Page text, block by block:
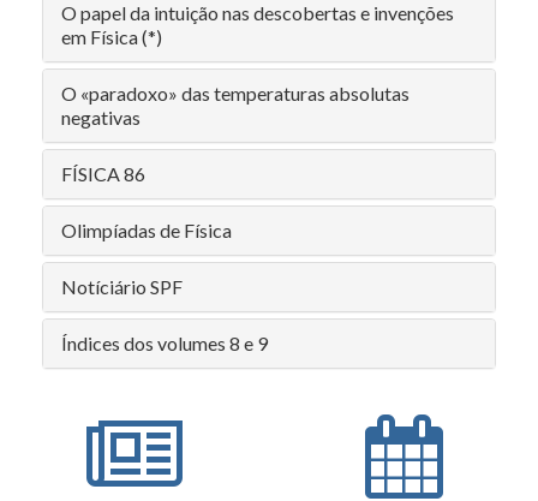
O papel da intuição nas descobertas e invenções
em Física (*)
O «paradoxo» das temperaturas absolutas
negativas
FÍSICA 86
Olimpíadas de Física
Notíciário SPF
Índices dos volumes 8 e 9